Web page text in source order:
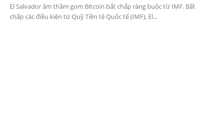
El Salvador âm thầm gom Bitcoin bất chấp ràng buộc từ IMF. Bất
chấp các điều kiện từ Quỹ Tiền tệ Quốc tế (IMF), El...